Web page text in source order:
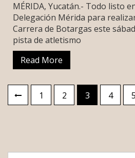
MÉRIDA, Yucatán.- Todo listo
Delegación Mérida para
Carrera de Botargas este
pista de atletismo
Read More
Paginación
de
1 2 3 4 5